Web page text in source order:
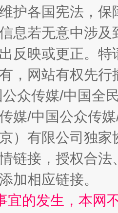
护各国宪法，
息若无意中涉
反映或更正。
，网站有权先
众传媒/中国全
媒/中国公众传
）有限公司独
链接，授权合
加相应链接。
宜的发生，本网